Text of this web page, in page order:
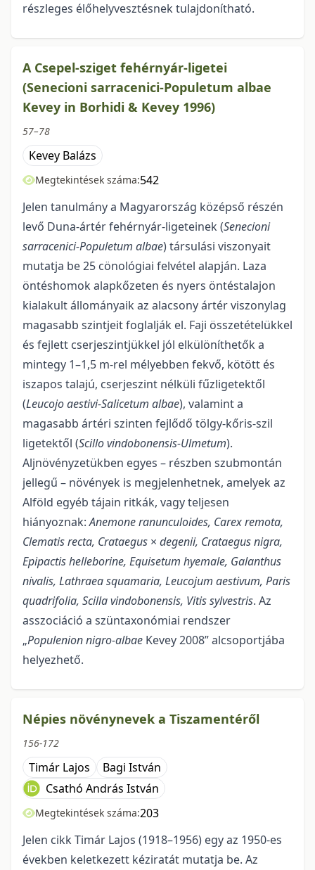
részleges élőhelyvesztésnek tulajdonítható.
A Csepel-sziget fehérnyár-ligetei
(Senecioni sarracenici-Populetum albae
Kevey in Borhidi & Kevey 1996)
57–78
Kevey Balázs
Megtekintések száma:542
Jelen tanulmány a Magyarország középső részén
levő Duna-ártér fehérnyár-ligeteinek (Senecioni
sarracenici-Populetum albae) társulási viszonyait
mutatja be 25 cönológiai felvétel alapján. Laza
öntéshomok alapkőzeten és nyers öntéstalajon
kialakult állományaik az alacsony ártér viszonylag
magasabb szintjeit foglalják el. Faji összetételükkel
és fejlett cserjeszintjükkel jól elkülöníthetők a
mintegy 1–1,5 m-rel mélyebben fekvő, kötött és
iszapos talajú, cserjeszint nélküli fűzligetektől
(Leucojo aestivi-Salicetum albae), valamint a
magasabb ártéri szinten fejlődő tölgy-kőris-szil
ligetektől (Scillo vindobonensis-Ulmetum).
Aljnövényzetükben egyes – részben szubmontán
jellegű – növények is megje­lenhetnek, amelyek az
Alföld egyéb tájain ritkák, vagy teljesen
hiányoznak:Anemone ranunculoides, Carex remota,
Clematis recta, Crataegus × degenii, Crataegus nigra,
Epipactis helleborine, Equisetum hyemale, Galanthus
nivalis, Lathraea squamaria, Leucojum aestivum, Paris
quadrifolia, Scilla vindobonensis, Vitis sylvestris. Az
asszociáció a szüntaxonómiai rendszer
„Populenion nigro-albae Kevey 2008” alcsoportjába
helyezhető.
Népies növénynevek a Tiszamentéről
156-172
Timár Lajos
Bagi István
Csathó András István
Megtekintések száma:203
Jelen cikk Timár Lajos (1918–1956) egy az 1950-es
években keletkezett kéziratát mutatja be. Az